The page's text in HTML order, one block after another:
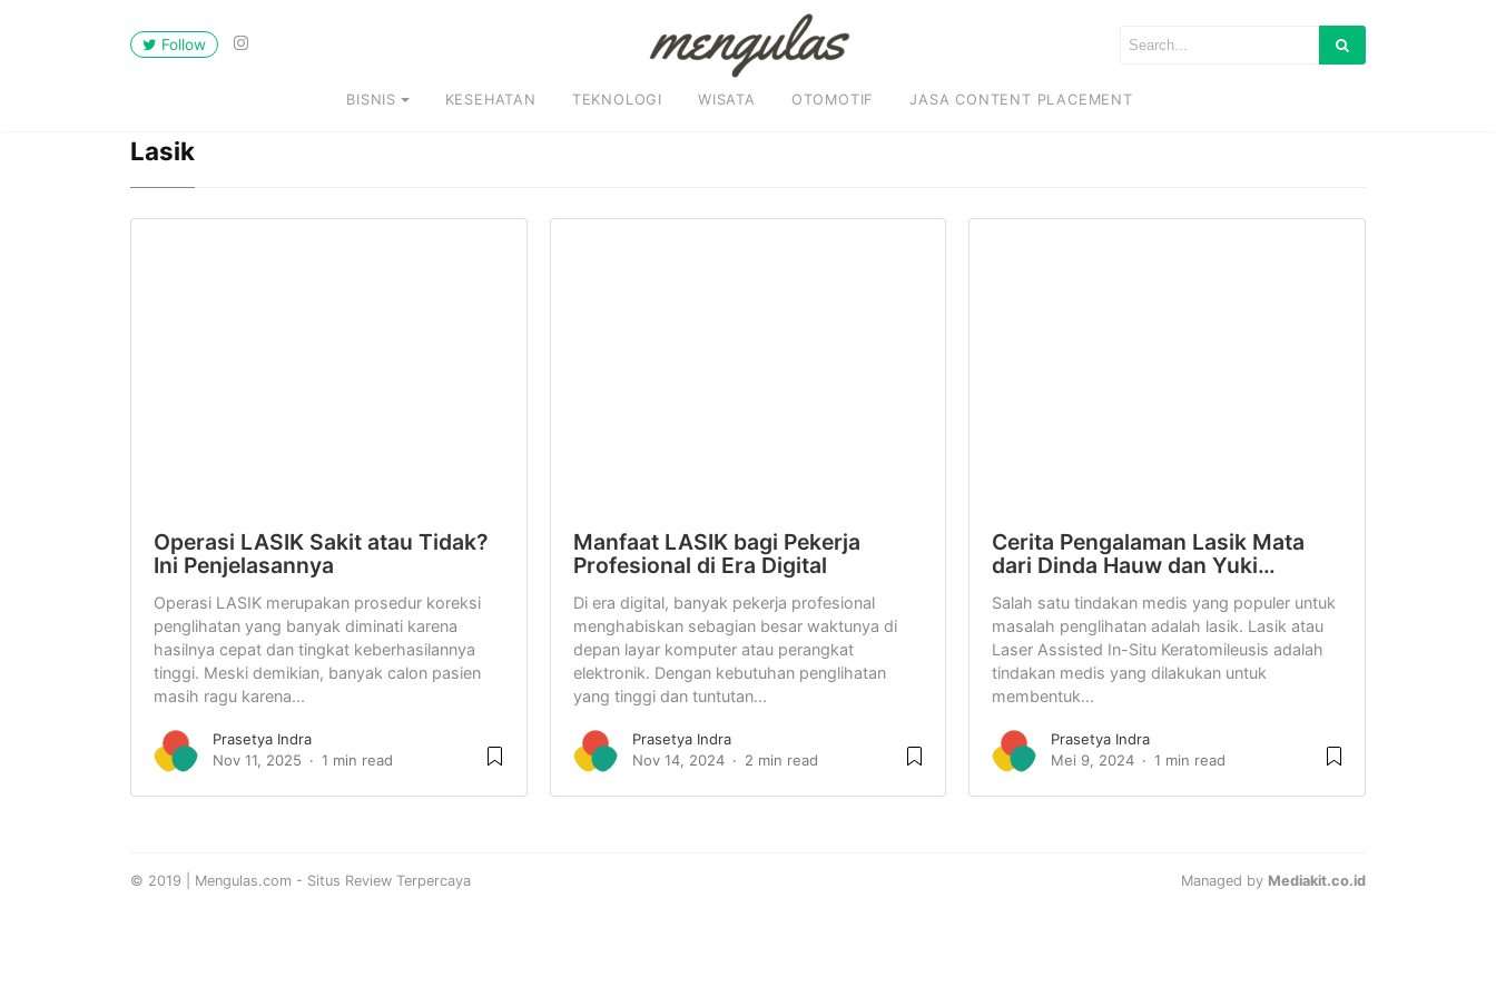
Follow
BISNIS KESEHATAN TEKNOLOGI WISATA OTOMOTIF JASA CONTENT PLACEMENT
Lasik
Operasi LASIK Sakit atau Tidak?
Ini Penjelasannya
Operasi LASIK merupakan prosedur koreksi
penglihatan yang banyak diminati karena
hasilnya cepat dan tingkat keberhasilannya
tinggi. Meski demikian, banyak calon pasien
masih ragu karena...
Prasetya Indra
Nov 11, 2025
1 min read
Manfaat LASIK bagi Pekerja
Profesional di Era Digital
Di era digital, banyak pekerja profesional
menghabiskan sebagian besar waktunya di
depan layar komputer atau perangkat
elektronik. Dengan kebutuhan penglihatan
yang tinggi dan tuntutan...
Prasetya Indra
Nov 14, 2024
2 min read
Cerita Pengalaman Lasik Mata
dari Dinda Hauw dan Yuki…
Salah satu tindakan medis yang populer untuk
masalah penglihatan adalah lasik. Lasik atau
Laser Assisted In-Situ Keratomileusis adalah
tindakan medis yang dilakukan untuk
membentuk...
Prasetya Indra
Mei 9, 2024
1 min read
© 2019 | Mengulas.com - Situs Review Terpercaya Managed by Mediakit.co.id